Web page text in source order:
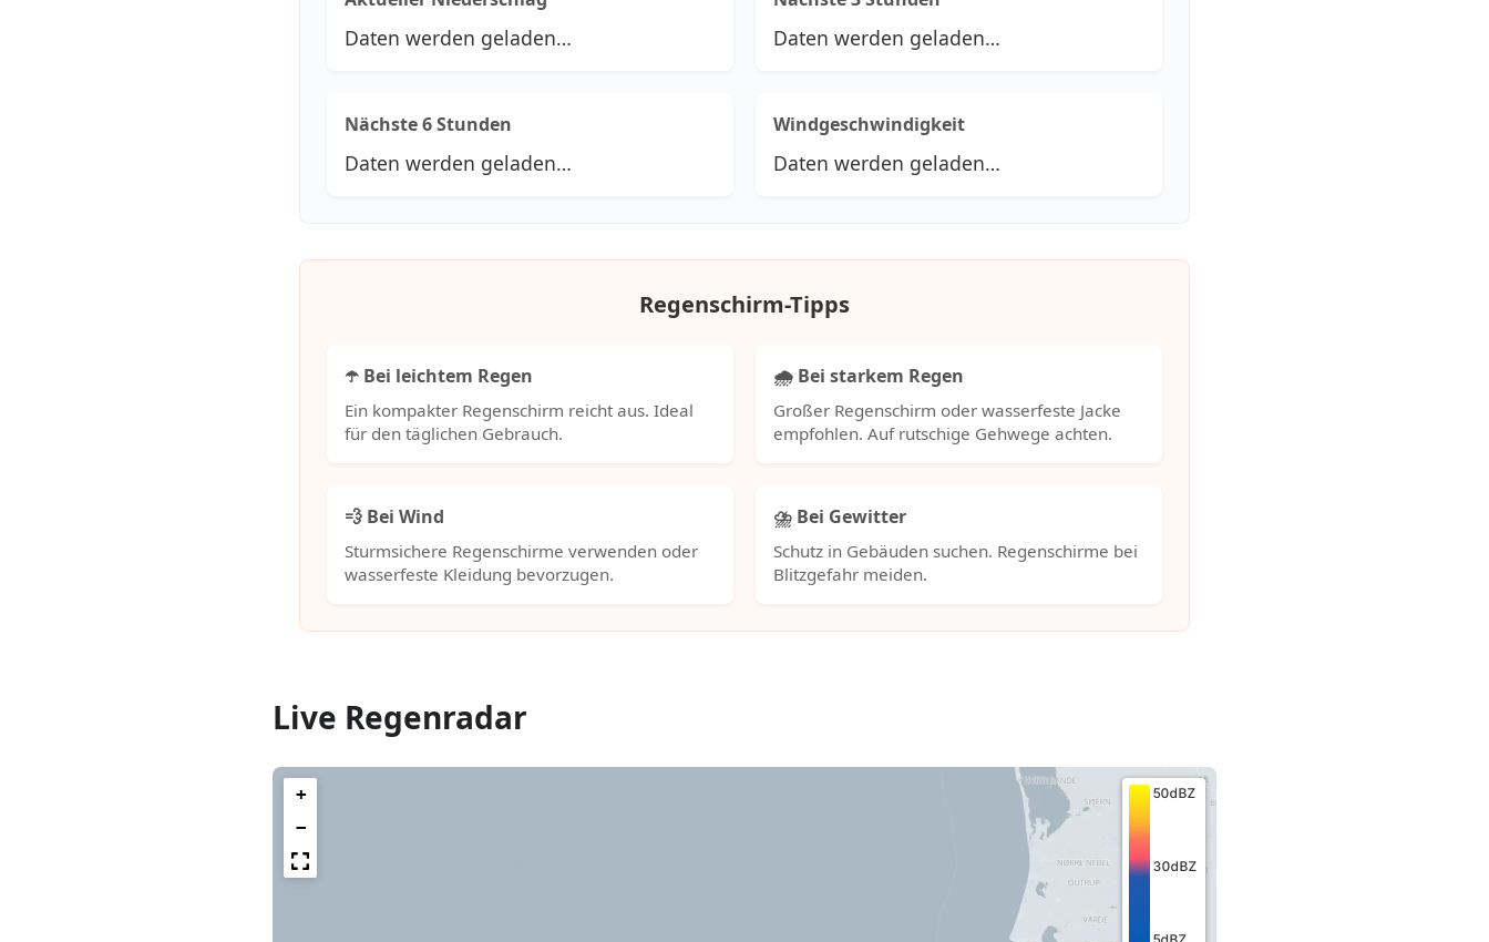
Daten werden geladen… Daten werden geladen…
Nächste 6 Stunden
Daten werden geladen…
Windgeschwindigkeit
Daten werden geladen…
Regenschirm-Tipps
☂️ Bei leichtem Regen
Ein kompakter Regenschirm reicht aus. Ideal
für den täglichen Gebrauch.
🌧️ Bei starkem Regen
Großer Regenschirm oder wasserfeste Jacke
empfohlen. Auf rutschige Gehwege achten.
💨 Bei Wind
Sturmsichere Regenschirme verwenden oder
wasserfeste Kleidung bevorzugen.
⛈️ Bei Gewitter
Schutz in Gebäuden suchen. Regenschirme bei
Blitzgefahr meiden.
Live Regenradar
+
−